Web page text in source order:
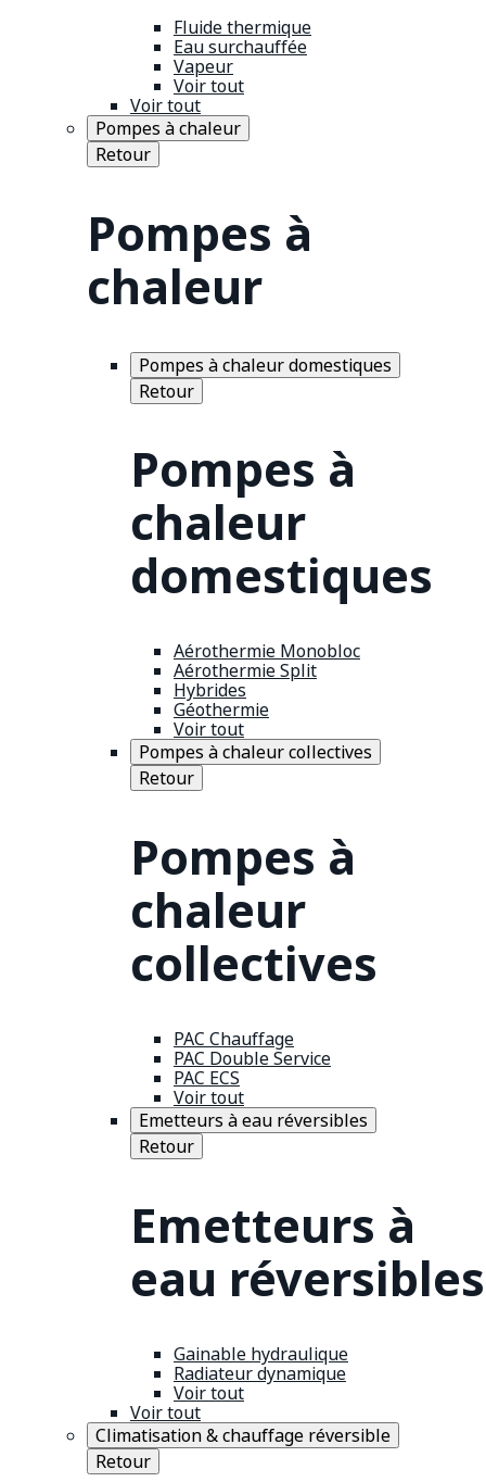
Fluide thermique
Eau surchauffée
Vapeur
Voir tout
Voir tout
Pompes à chaleur
Retour
Pompes à
chaleur
Pompes à chaleur domestiques
Retour
Pompes à
chaleur
domestiques
Aérothermie Monobloc
Aérothermie Split
Hybrides
Géothermie
Voir tout
Pompes à chaleur collectives
Retour
Pompes à
chaleur
collectives
PAC Chauffage
PAC Double Service
PAC ECS
Voir tout
Emetteurs à eau réversibles
Retour
Emetteurs à
eau réversibles
Gainable hydraulique
Radiateur dynamique
Voir tout
Voir tout
Climatisation & chauffage réversible
Retour